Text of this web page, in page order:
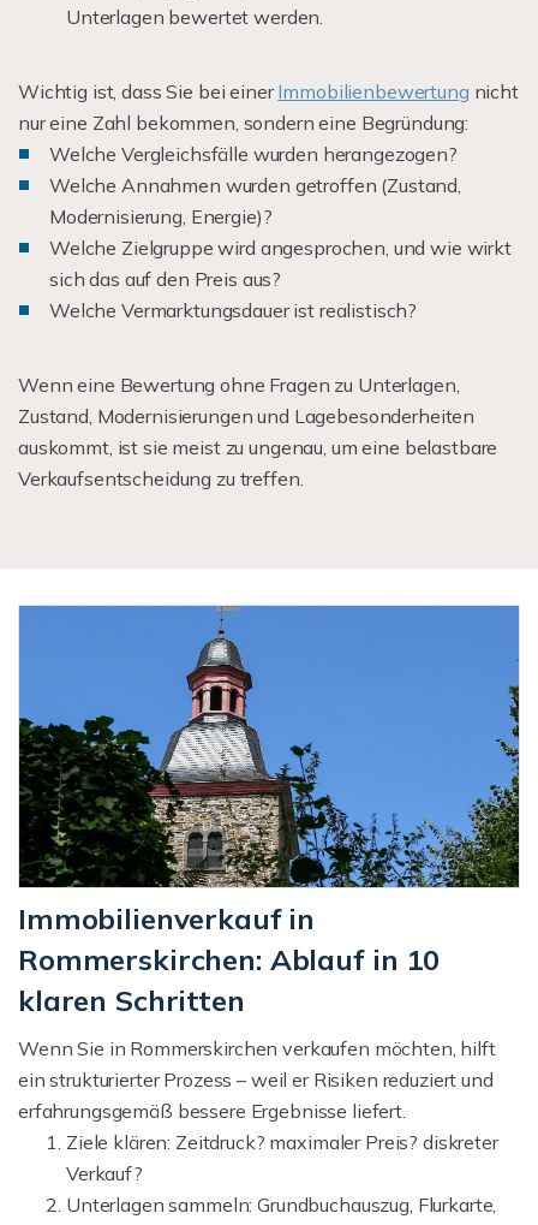
Unterlagen bewertet werden.
Wichtig ist, dass Sie bei einerImmobilienbewertung nicht
nur eine Zahl bekommen, sondern eine Begründung:
Welche Vergleichsfälle wurden herangezogen?
Welche Annahmen wurden getroffen (Zustand,
Modernisierung, Energie)?
Welche Zielgruppe wird angesprochen, und wie wirkt
sich das auf den Preis aus?
Welche Vermarktungsdauer ist realistisch?
Wenn eine Bewertung ohne Fragen zu Unterlagen,
Zustand, Modernisierungen und Lagebesonderheiten
auskommt, ist sie meist zu ungenau, um eine belastbare
Verkaufsentscheidung zu treffen.
Immobilienverkauf in
Rommerskirchen: Ablauf in 10
klaren Schritten
Wenn Sie in Rommerskirchen verkaufen möchten, hilft
ein strukturierter Prozess – weil er Risiken reduziert und
erfahrungsgemäß bessere Ergebnisse liefert.
Ziele klären: Zeitdruck? maximaler Preis? diskreter
Verkauf?
Unterlagen sammeln: Grundbuchauszug, Flurkarte,